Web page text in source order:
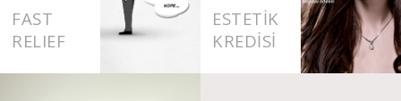
FAST
RELIEF
ESTETIK
KREDISI